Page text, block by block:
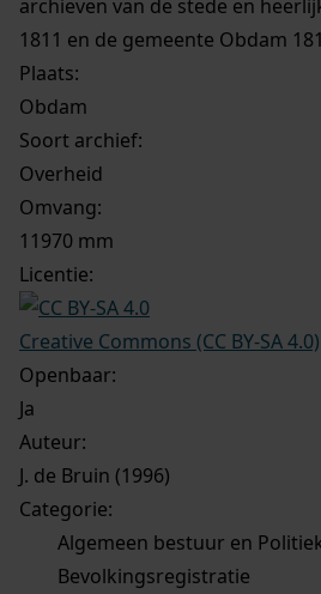
archieven van de stede en
1811 en de gemeente Obdam
Plaats:
Obdam
Soort archief:
Overheid
Omvang:
11970 mm
Licentie:
Creative Commons (CC BY-SA 4.0)
Openbaar:
Ja
Auteur:
J. de Bruin (1996)
Categorie:
Algemeen bestuur en
Bevolkingsregistratie